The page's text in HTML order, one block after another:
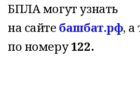
БПЛА могут узнать
на сайте башбат.рф, а
по номеру122.